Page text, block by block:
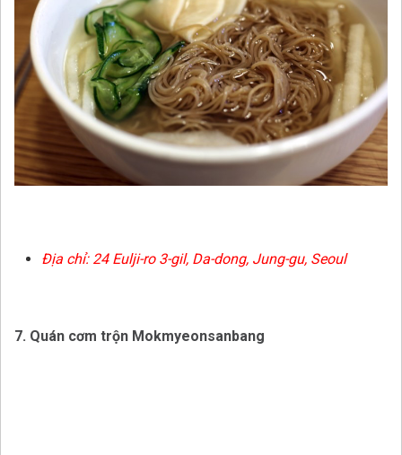
Địa chỉ: 24 Eulji-ro 3-gil, Da-dong, Jung-gu, Seoul
7. Quán cơm trộn Mokmyeonsanbang